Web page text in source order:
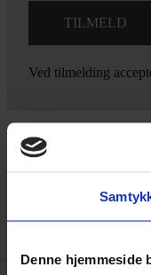
Denne hjemmeside
Ved tilmelding
Yarn Every Wear
Hvis du bøvler med
jeg dig på vej.